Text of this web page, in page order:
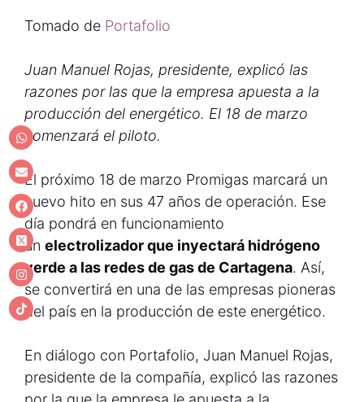
Tomado de Portafolio
Juan Manuel Rojas, presidente, explicó las
razones por las que la empresa apuesta a la
producción del energético. El 18 de marzo
comenzará el piloto.
El próximo 18 de marzo Promigas marcará un
nuevo hito en sus 47 años de operación. Ese
día pondrá en funcionamiento
un electrolizador que inyectará hidrógeno
verde a las redes de gas de Cartagena. Así,
se convertirá en una de las empresas pioneras
del país en la producción de este energético.
En diálogo con Portafolio, Juan Manuel Rojas,
presidente de la compañía, explicó las razones